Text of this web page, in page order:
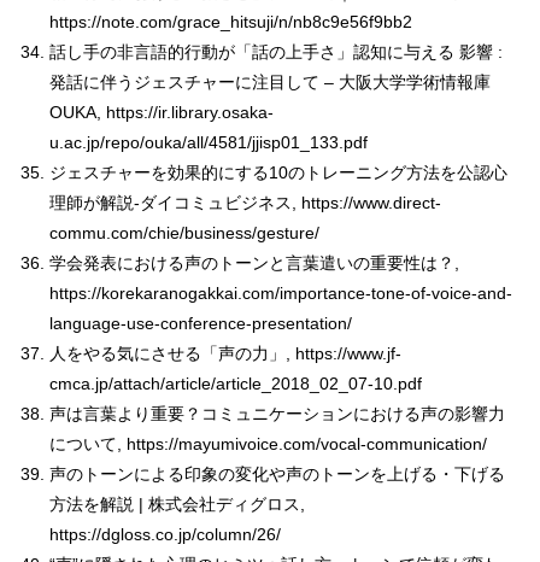
https://note.com/grace_hitsuji/n/nb8c9e56f9bb2
話し手の非言語的行動が「話の上手さ」認知に与える 影響 :
発話に伴うジェスチャーに注目して – 大阪大学学術情報庫
OUKA, https://ir.library.osaka-
u.ac.jp/repo/ouka/all/4581/jjisp01_133.pdf
ジェスチャーを効果的にする10のトレーニング方法を公認心
理師が解説-ダイコミュビジネス, https://www.direct-
commu.com/chie/business/gesture/
学会発表における声のトーンと言葉遣いの重要性は？,
https://korekaranogakkai.com/importance-tone-of-voice-and-
language-use-conference-presentation/
人をやる気にさせる「声の力」, https://www.jf-
cmca.jp/attach/article/article_2018_02_07-10.pdf
声は言葉より重要？コミュニケーションにおける声の影響力
について, https://mayumivoice.com/vocal-communication/
声のトーンによる印象の変化や声のトーンを上げる・下げる
方法を解説 | 株式会社ディグロス,
https://dgloss.co.jp/column/26/